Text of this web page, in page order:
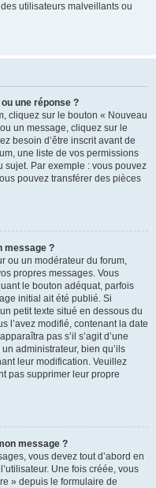
utilisateurs malveillants ou
une réponse ?
cliquez sur le bouton « Nouveau
un message, cliquez sur le
besoin d’être inscrit avant de
une liste de vos permissions
sujet. Par exemple : vous pouvez
pouvez transférer des pièces
message ?
ou un modérateur du forum,
propres messages. Vous
le bouton adéquat, parfois
initial ait été publié. Si
petit texte situé en dessous du
l’avez modifié, contenant la date
pas s’il s’agit d’une
administrateur, bien qu’ils
leur modification. Veuillez
pas supprimer leur propre
message ?
vous devez tout d’abord en
Une fois créée, vous
» depuis le formulaire de